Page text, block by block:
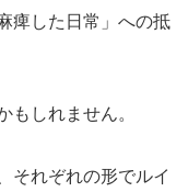
痺した日常」への抵
もしれません。
それぞれの形でルイ